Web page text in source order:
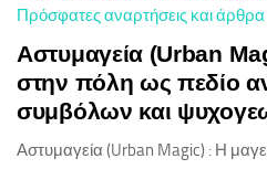
Πρόσφατες αναρτήσεις και άρθρα
Αστυμαγεία (Urban
στην πόλη ως πεδίο
συμβόλων και
Αστυμαγεία (Urban Magic) : Η